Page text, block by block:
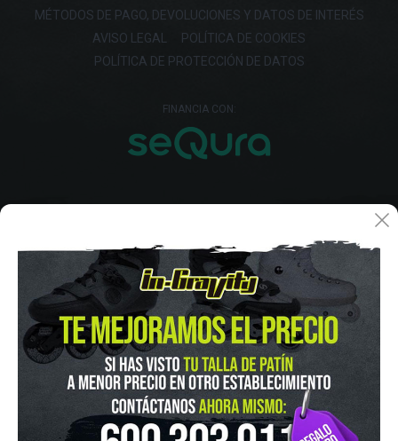
MÉTODOS DE PAGO, DEVOLUCIONES Y DATOS DE INTERÉS
AVISO LEGAL
POLÍTICA DE COOKIES
POLÍTICA DE PROTECCIÓN DE DATOS
FINANCIA CON:
IN-GRAVITY MADRID RETIRO
Pza. Mariano de Cavia, 2
915 524 553